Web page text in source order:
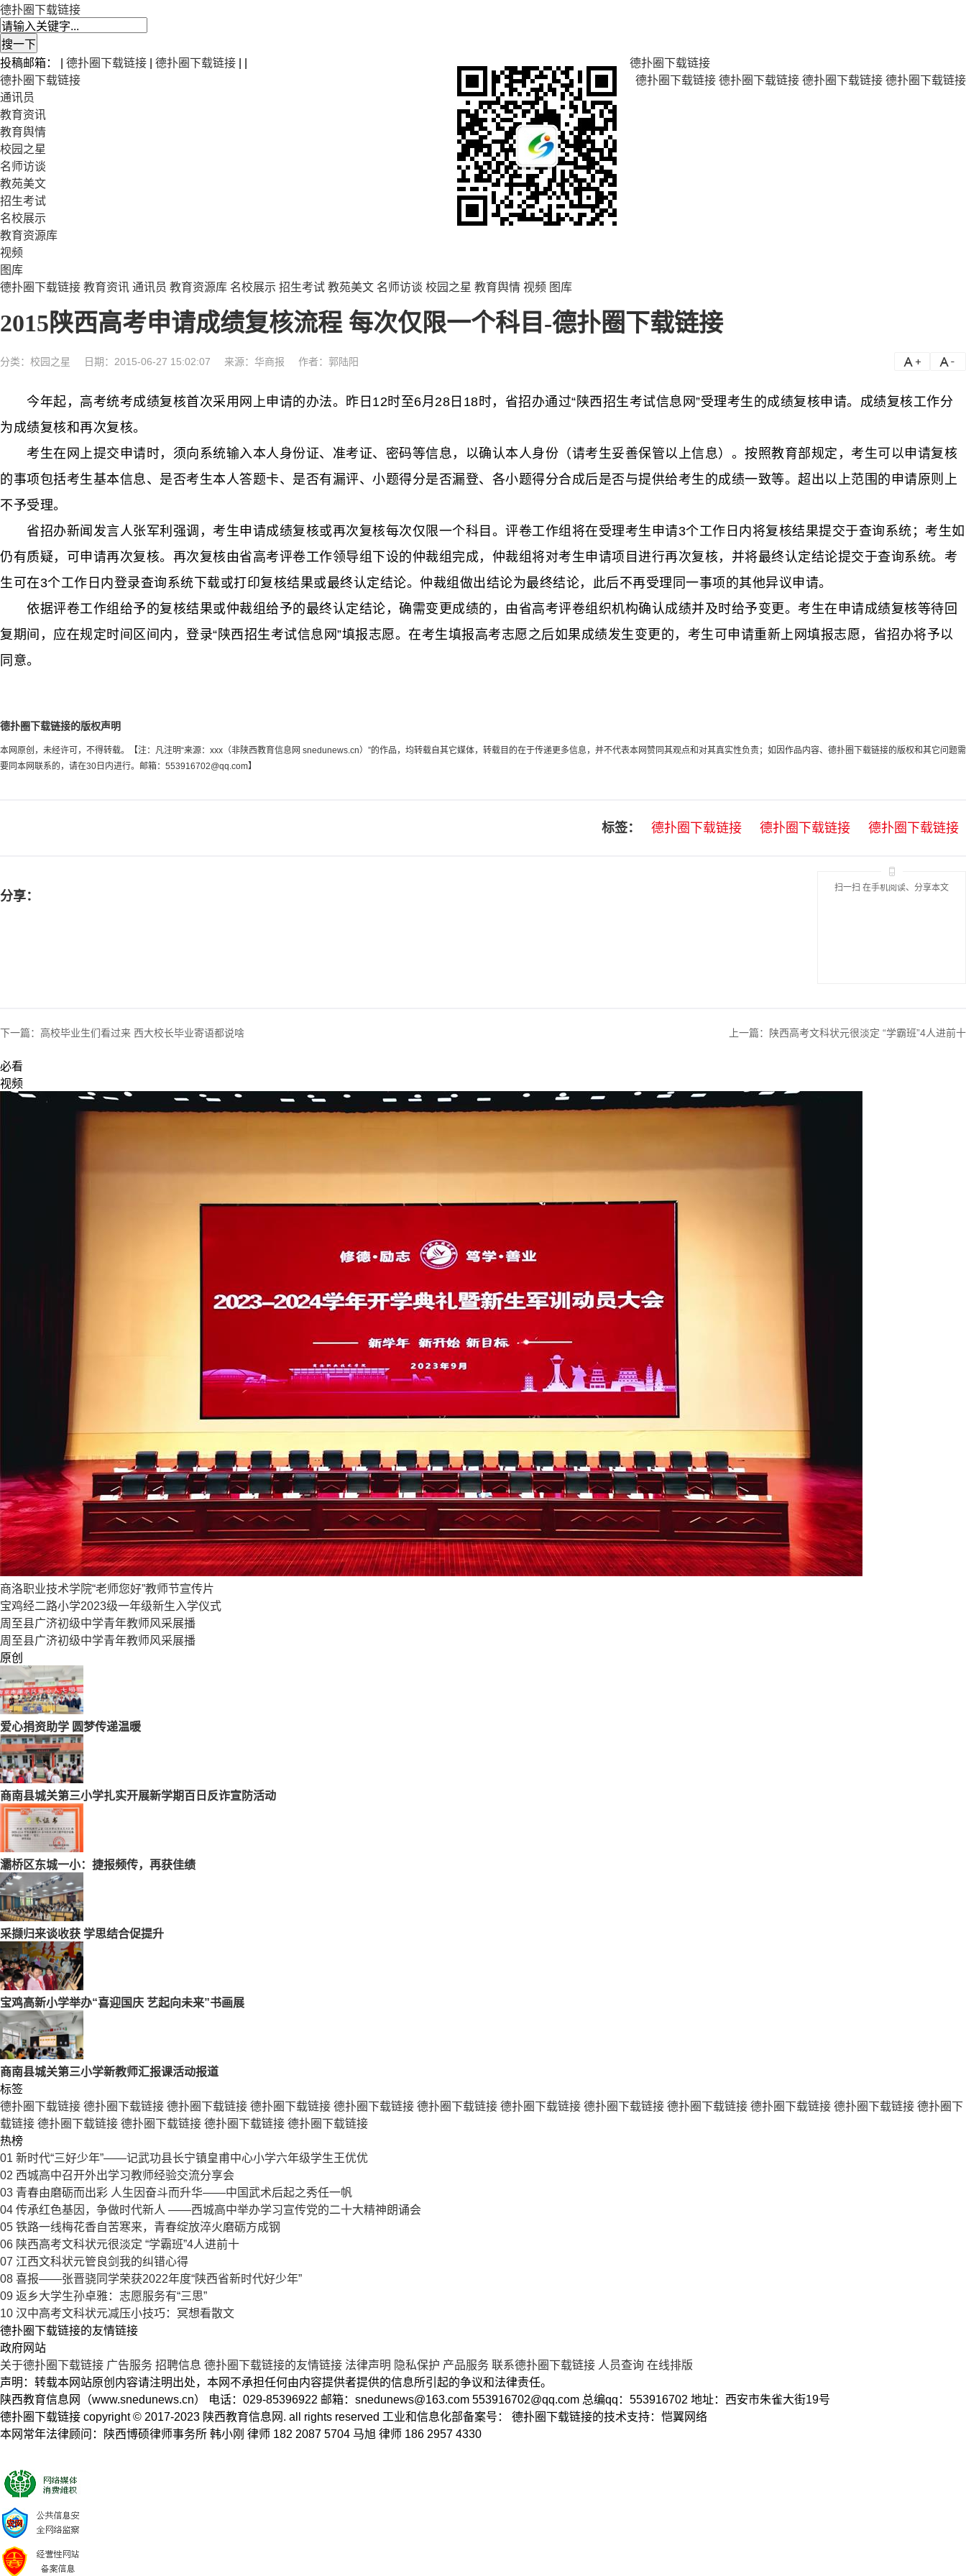
德扑圈下载链接
德扑圈下载链接
德扑圈下载链接 德扑圈下载链接 德扑圈下载链接 德扑圈下载链接
投稿邮箱： | 德扑圈下载链接 德扑圈下载链接
德扑圈下载链接
通讯员
教育资讯
教育舆情
校园之星
名师访谈
教苑美文
招生考试
名校展示
教育资源库
视频
图库
德扑圈下载链接 教育资讯 通讯员 教育资源库 名校展示 招生考试 教苑美文 名师访谈 校园之星 教育舆情 视频 图库
2015陕西高考申请成绩复核流程 每次仅限一个科目-德扑圈下载链接
分类： 校园之星 日期：2015-06-27 15:02:07 来源：华商报 作者：郭陆阳
今年起，高考统考成绩复核首次采用网上申请的办法。昨日12时至6月28日18时，省招办通过“陕西招生考试信息网”受理考生的成绩复核申请。成绩复核工作分
为成绩复核和再次复核。
考生在网上提交申请时，须向系统输入本人身份证、准考证、密码等信息，以确认本人身份（请考生妥善保管以上信息）。按照教育部规定，考生可以申请复核
的事项包括考生基本信息、是否考生本人答题卡、是否有漏评、小题得分是否漏登、各小题得分合成后是否与提供给考生的成绩一致等。超出以上范围的申请原则上
不予受理。
省招办新闻发言人张军利强调，考生申请成绩复核或再次复核每次仅限一个科目。评卷工作组将在受理考生申请3个工作日内将复核结果提交于查询系统；考生如
仍有质疑，可申请再次复核。再次复核由省高考评卷工作领导组下设的仲裁组完成，仲裁组将对考生申请项目进行再次复核，并将最终认定结论提交于查询系统。考
生可在3个工作日内登录查询系统下载或打印复核结果或最终认定结论。仲裁组做出结论为最终结论，此后不再受理同一事项的其他异议申请。
依据评卷工作组给予的复核结果或仲裁组给予的最终认定结论，确需变更成绩的，由省高考评卷组织机构确认成绩并及时给予变更。考生在申请成绩复核等待回
复期间，应在规定时间区间内，登录“陕西招生考试信息网”填报志愿。在考生填报高考志愿之后如果成绩发生变更的，考生可申请重新上网填报志愿，省招办将予以
同意。
德扑圈下载链接的版权声明
本网原创，未经许可，不得转载。【注：凡注明“来源：xxx（非陕西教育信息网 snedunews.cn）”的作品，均转载自其它媒体，转载目的在于传递更多信息，并不代表本网赞同其观点和对其真实性负责；如因作品内容、德扑圈下载链接的版权和其它问题需
要同本网联系的，请在30日内进行。邮箱： 553916702@qq.com】
标签： 德扑圈下载链接 德扑圈下载链接 德扑圈下载链接
分享：
扫一扫 在手机阅读、分享本文
上一篇： 陕西高考文科状元很淡定 “学霸班”4人进前十
下一篇： 高校毕业生们看过来 西大校长毕业寄语都说啥
必看
视频
商洛职业技术学院“老师您好”教师节宣传片
宝鸡经二路小学2023级一年级新生入学仪式
周至县广济初级中学青年教师风采展播
周至县广济初级中学青年教师风采展播
原创
爱心捐资助学 圆梦传递温暖
商南县城关第三小学扎实开展新学期百日反诈宣防活动
灞桥区东城一小：捷报频传，再获佳绩
采撷归来谈收获 学思结合促提升
宝鸡高新小学举办“喜迎国庆 艺起向未来”书画展
商南县城关第三小学新教师汇报课活动报道
标签
德扑圈下载链接 德扑圈下载链接 德扑圈下载链接 德扑圈下载链接 德扑圈下载链接 德扑圈下载链接 德扑圈下载链接 德扑圈下载链接 德扑圈下载链接 德扑圈下载链接 德扑圈下载链接 德扑圈下
载链接 德扑圈下载链接 德扑圈下载链接 德扑圈下载链接 德扑圈下载链接
热榜
01 新时代“三好少年”——记武功县长宁镇皇甫中心小学六年级学生王优优
02 西城高中召开外出学习教师经验交流分享会
03 青春由磨砺而出彩 人生因奋斗而升华——中国武术后起之秀任一帆
04 传承红色基因，争做时代新人 ——西城高中举办学习宣传党的二十大精神朗诵会
05 铁路一线梅花香自苦寒来，青春绽放淬火磨砺方成钢
06 陕西高考文科状元很淡定 “学霸班”4人进前十
07 江西文科状元管良剑我的纠错心得
08 喜报——张晋骁同学荣获2022年度“陕西省新时代好少年”
09 返乡大学生孙卓雅：志愿服务有“三思”
10 汉中高考文科状元减压小技巧：冥想看散文
德扑圈下载链接的友情链接
政府网站
关于德扑圈下载链接 广告服务 招聘信息 德扑圈下载链接的友情链接 法律声明 隐私保护 产品服务 联系德扑圈下载链接 人员查询 在线排版
声明：转载本网站原创内容请注明出处，本网不承担任何由内容提供者提供的信息所引起的争议和法律责任。
陕西教育信息网（www.snedunews.cn） 电话：029-85396922 邮箱： snedunews@163.com 553916702@qq.com 总编qq：553916702 地址：西安市朱雀大街19号
德扑圈下载链接 copyright © 2017-2023 陕西教育信息网. all rights reserved 工业和信息化部备案号： 德扑圈下载链接的技术支持：恺翼网络
本网常年法律顾问：陕西博硕律师事务所 韩小刚 律师 182 2087 5704 马旭 律师 186 2957 4330